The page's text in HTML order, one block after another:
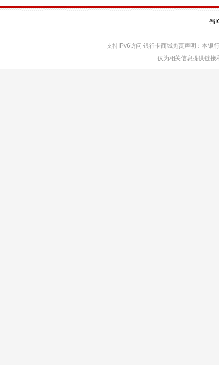
蜀
支持IPv6访问 银行卡商城免责声明：本银
仅为相关信息提供链接